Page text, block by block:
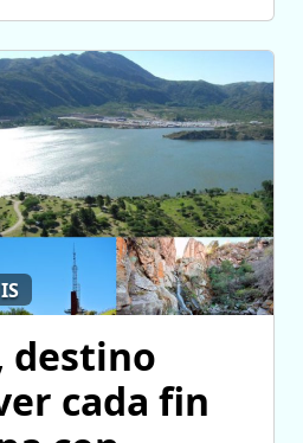
destino
cada fin